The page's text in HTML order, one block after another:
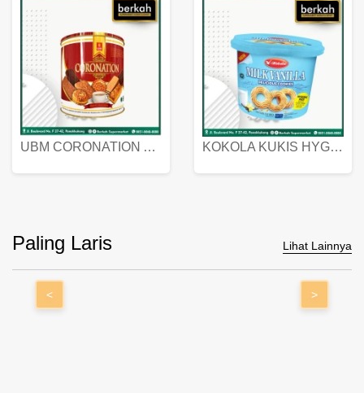
UBM CORONATION ASSORTED BISKUIT KALENG 450 GRAM KOKOLA KUKIS HYGIENIC MILK VANILLA PACK 320 GR
Paling Laris Lihat Lainnya
< >